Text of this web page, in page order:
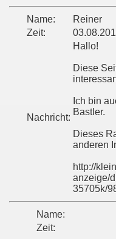
Name:
Reiner
Zeit:
Nachricht:
Hallo!
Diese
Ich bin
Bastler.
Dieses
anderen
http://
anzeige/
35705k/
Name:
Zeit: